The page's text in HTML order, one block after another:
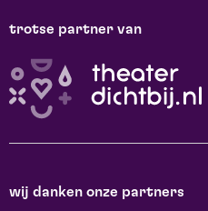
trotse partner van
wij danken onze partners